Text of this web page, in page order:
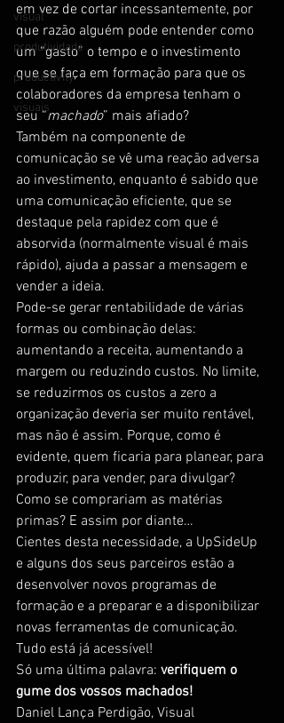
visual
produtividade
productivity
visuais
em vez de cortar incessantemente, por
que razão alguém pode entender como
um “gasto” o tempo e o investimento
que se faça em formação para que os
colaboradores da empresa tenham o
seu “machado” mais afiado?
Também na componente de
comunicação se vê uma reação adversa
ao investimento, enquanto é sabido que
uma comunicação eficiente, que se
destaque pela rapidez com que é
absorvida (normalmente visual é mais
rápido), ajuda a passar a mensagem e
vender a ideia.
Pode-se gerar rentabilidade de várias
formas ou combinação delas:
aumentando a receita, aumentando a
margem ou reduzindo custos. No limite,
se reduzirmos os custos a zero a
organização deveria ser muito rentável,
mas não é assim. Porque, como é
evidente, quem ficaria para planear, para
produzir, para vender, para divulgar?
Como se comprariam as matérias
primas? E assim por diante…
Cientes desta necessidade, a UpSideUp
e alguns dos seus parceiros estão a
desenvolver novos programas de
formação e a preparar e a disponibilizar
novas ferramentas de comunicação.
Tudo está já acessível!
Só uma última palavra: verifiquem o
gume dos vossos machados!
Daniel Lança Perdigão, Visual